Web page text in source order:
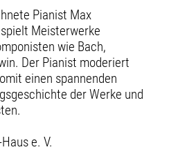
Pianist Max
Meisterwerke
wie Bach,
Der Pianist moderiert
einen spannenden
der Werke und
e. V.